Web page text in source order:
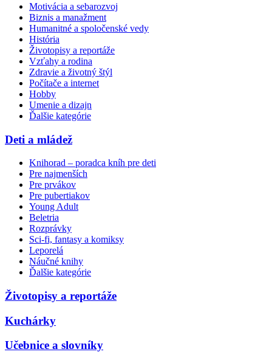
Motivácia a sebarozvoj
Biznis a manažment
Humanitné a spoločenské vedy
História
Životopisy a reportáže
Vzťahy a rodina
Zdravie a životný štýl
Počítače a internet
Hobby
Umenie a dizajn
Ďalšie kategórie
Deti a mládež
Knihorad – poradca kníh pre deti
Pre najmenších
Pre prvákov
Pre pubertiakov
Young Adult
Beletria
Rozprávky
Sci-fi, fantasy a komiksy
Leporelá
Náučné knihy
Ďalšie kategórie
Životopisy a reportáže
Kuchárky
Učebnice a slovníky